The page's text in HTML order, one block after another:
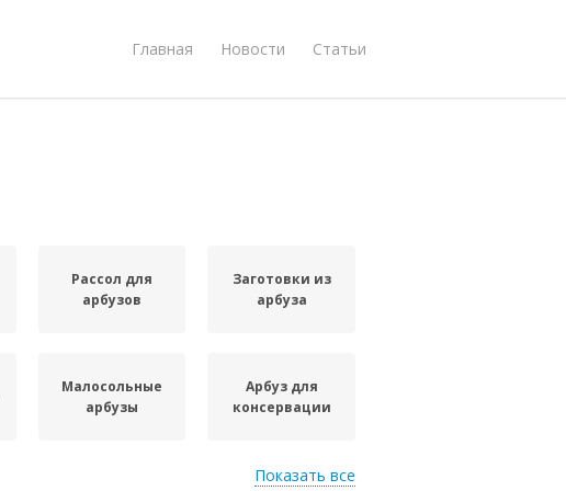
Главная Новости Статьи
Рассол для
арбузов
Заготовки из
арбуза
Малосольные
арбузы
Арбуз для
консервации
Показать все